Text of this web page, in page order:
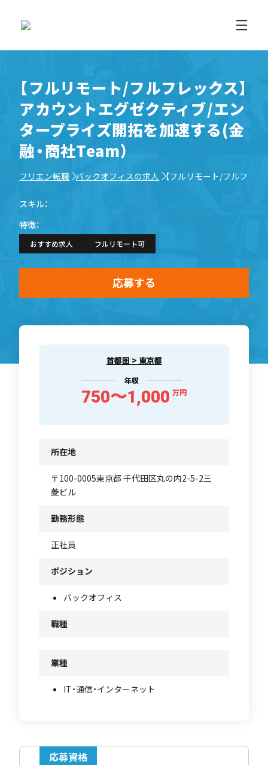
【フルリモート/フルフレックス】
アカウントエグゼクティブ/エン
タープライズ開拓を加速する(金
融・商社Team）
フリエン転職 バックオフィスの求人 【フルリモート/フルフレ
スキル：
特徴：
おすすめ求人 フルリモート可
応募する
首都圏 > 東京都
年収
750〜1,000 万円
所在地
〒100-0005東京都 千代田区丸の内2-5-2三
菱ビル
勤務形態
正社員
ポジション
バックオフィス
職種
業種
IT・通信・インターネット
応募資格